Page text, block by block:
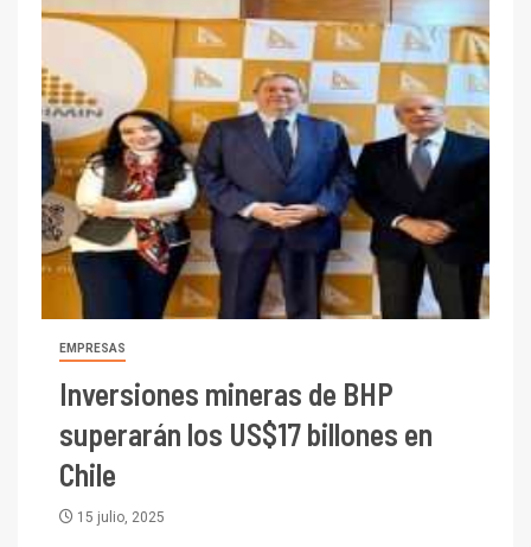
EMPRESAS
Inversiones mineras de BHP
superarán los US$17 billones en
Chile
15 julio, 2025